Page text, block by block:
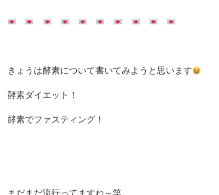
きょうは酵素について書いてみようと思います
酵素ダイエット！
酵素でファスティング！
まだまだ流行ってますね～笑